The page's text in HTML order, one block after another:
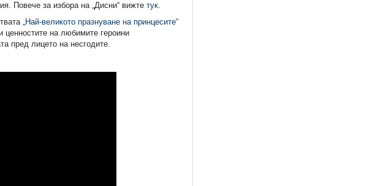
Повече за избора на „Дисни“ вижте тук.
„Най-великото празнуване на принцесите“
ценностите на любимите героини
пред лицето на несгодите.